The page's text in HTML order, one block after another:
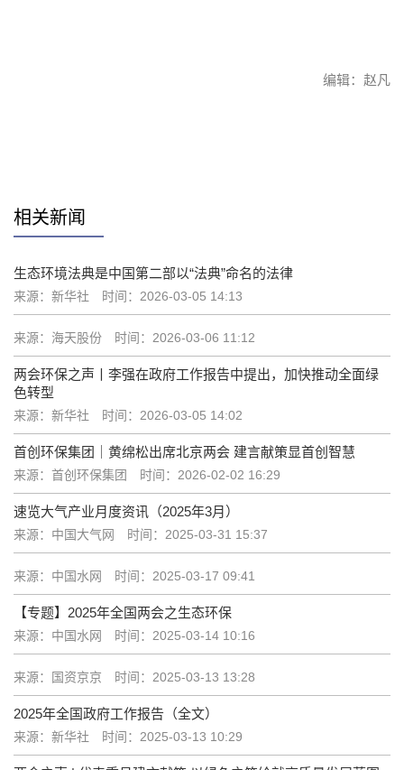
编辑：赵凡
相关新闻
生态环境法典是中国第二部以“法典”命名的法律
来源：新华社 时间：2026-03-05 14:13
来源：海天股份 时间：2026-03-06 11:12
两会环保之声丨李强在政府工作报告中提出，加快推动全面绿
色转型
来源：新华社 时间：2026-03-05 14:02
首创环保集团｜黄绵松出席北京两会 建言献策显首创智慧
来源：首创环保集团 时间：2026-02-02 16:29
速览大气产业月度资讯（2025年3月）
来源：中国大气网 时间：2025-03-31 15:37
来源：中国水网 时间：2025-03-17 09:41
【专题】2025年全国两会之生态环保
来源：中国水网 时间：2025-03-14 10:16
来源：国资京京 时间：2025-03-13 13:28
2025年全国政府工作报告（全文）
来源：新华社 时间：2025-03-13 10:29